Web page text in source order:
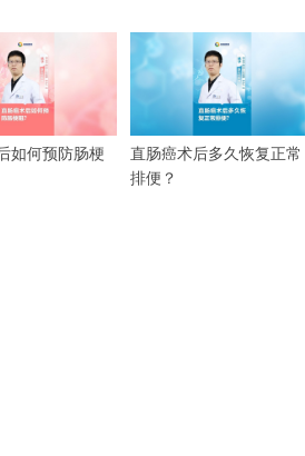
如何预防肠梗
直肠癌术后多久恢复正常
排便？